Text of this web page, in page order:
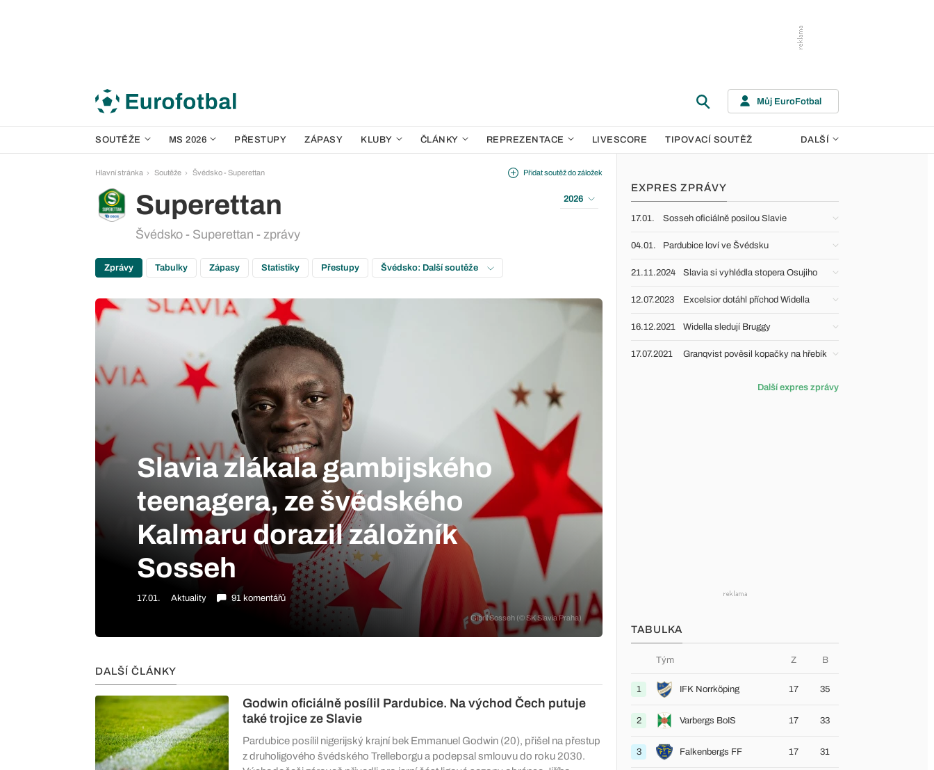
Můj EuroFotbal
SOUTĚŽE MS 2026 PŘESTUPY ZÁPASY KLUBY ČLÁNKY REPREZENTACE LIVESCORE TIPOVACÍ SOUTĚŽ DALŠÍ
Hlavní stránka Soutěže Švédsko - Superettan
Superettan
Švédsko - Superettan - zprávy
Přidat soutěž do záložek
2026
Zprávy Tabulky Zápasy Statistiky Přestupy Švédsko: Další soutěže
Gibril Sosseh (© SK Slavia Praha)
Slavia zlákala gambijského
teenagera, ze švédského
Kalmaru dorazil záložník
Sosseh
17.01. Aktuality 91 komentářů
DALŠÍ ČLÁNKY
Godwin oficiálně posílil Pardubice. Na východ Čech putuje
také trojice ze Slavie
Pardubice posílil nigerijský krajní bek Emmanuel Godwin (20), přišel na přestup
z druholigového švédského Trelleborgu a podepsal smlouvu do roku 2030.
EXPRES ZPRÁVY
17.01. Sosseh oficiálně posilou Slavie
04.01. Pardubice loví ve Švédsku
21.11.2024 Slavia si vyhlédla stopera Osujiho
12.07.2023 Excelsior dotáhl příchod Widella
16.12.2021 Widella sledují Bruggy
17.07.2021 Granqvist pověsil kopačky na hřebík
Další expres zprávy
TABULKA
Tým Z B
1 IFK Norrköping 17 35
2 Varbergs BoIS 17 33
3 Falkenbergs FF 17 31